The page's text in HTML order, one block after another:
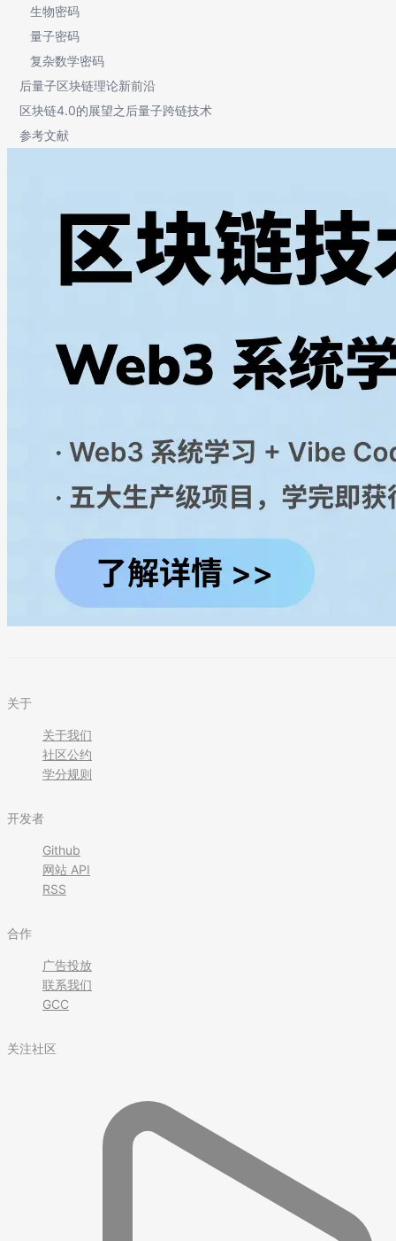
生物密码
量子密码
复杂数学密码
后量子区块链理论新前沿
区块链4.0的展望之后量子跨链技术
参考文献
关于
关于我们
社区公约
学分规则
开发者
Github
网站 API
RSS
合作
广告投放
联系我们
GCC
关注社区